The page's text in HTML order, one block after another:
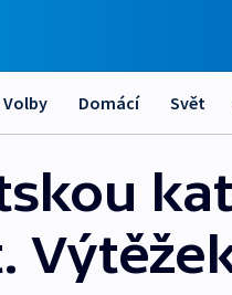
Volby Domácí Svět